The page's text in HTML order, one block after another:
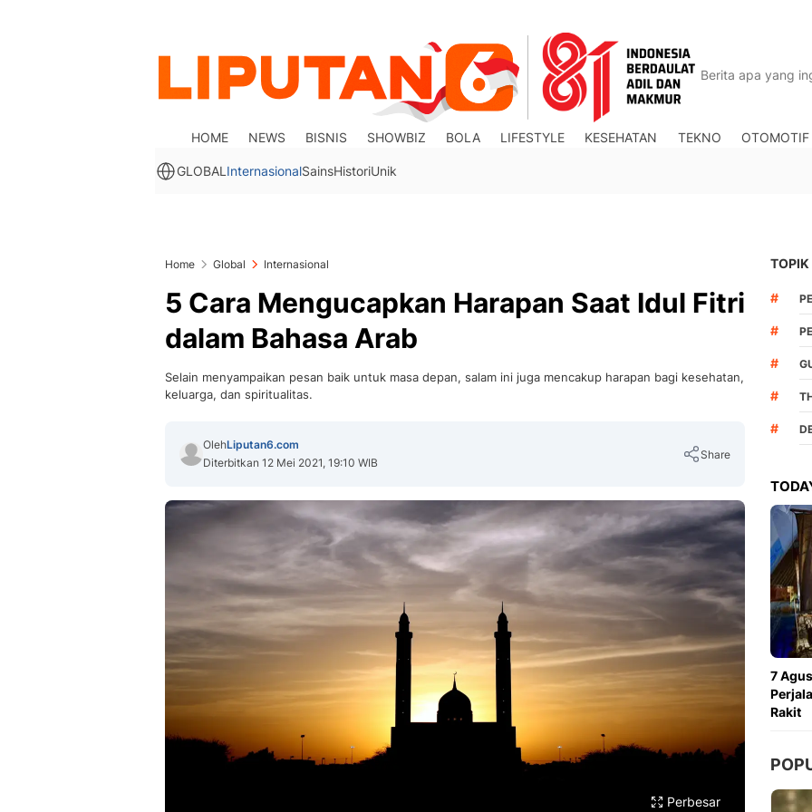
HOME NEWS BISNIS SHOWBIZ BOLA LIFESTYLE KESEHATAN TEKNO OTOMOTIF
GLOBAL InternasionalSainsHistoriUnik
Home Global Internasional
5 Cara Mengucapkan Harapan Saat Idul Fitri
dalam Bahasa Arab
Selain menyampaikan pesan baik untuk masa depan, salam ini juga mencakup harapan bagi kesehatan,
keluarga, dan spiritualitas.
OlehLiputan6.com
Diterbitkan 12 Mei 2021, 19:10 WIB
Share
Perbesar
TOPIK
#
#
#
#
#
7
Rakit